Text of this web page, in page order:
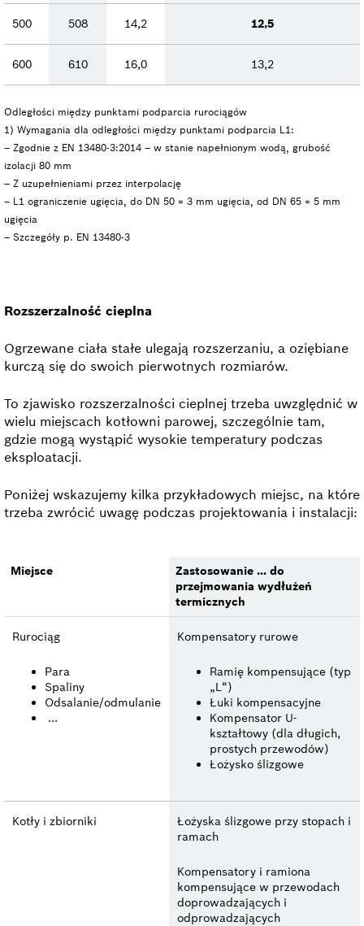
500 508 14,2 12,5
600 610 16,0 13,2
Odległości między punktami podparcia rurociągów
1) Wymagania dla odległości między punktami podparcia L1:
– Zgodnie z EN 13480-3:2014 – w stanie napełnionym wodą, grubość
izolacji 80 mm
– Z uzupełnieniami przez interpolację
– L1 ograniczenie ugięcia, do DN 50 = 3 mm ugięcia, od DN 65 = 5 mm
ugięcia
– Szczegóły p. EN 13480-3
Rozszerzalność cieplna
Ogrzewane ciała stałe ulegają rozszerzaniu, a oziębiane
kurczą się do swoich pierwotnych rozmiarów.
To zjawisko rozszerzalności cieplnej trzeba uwzględnić w
wielu miejscach kotłowni parowej, szczególnie tam,
gdzie mogą wystąpić wysokie temperatury podczas
eksploatacji.
Poniżej wskazujemy kilka przykładowych miejsc, na które
trzeba zwrócić uwagę podczas projektowania i instalacji:
Miejsce
Zastosowanie ... do
przejmowania wydłużeń
termicznych
Rurociąg
Para
Spaliny
Odsalanie/odmulanie
...
Kompensatory rurowe
Ramię kompensujące (typ
„L“)
Łuki kompensacyjne
Kompensator U-
kształtowy (dla długich,
prostych przewodów)
Łożysko ślizgowe
Kotły i zbiorniki
Łożyska ślizgowe przy stopach i
ramach
Kompensatory i ramiona
kompensujące w przewodach
doprowadzających i
odprowadzających